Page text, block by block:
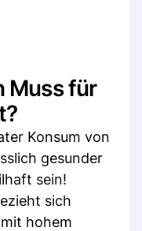
Muss für
Konsum von
gesunder
sein!
sich
hohem